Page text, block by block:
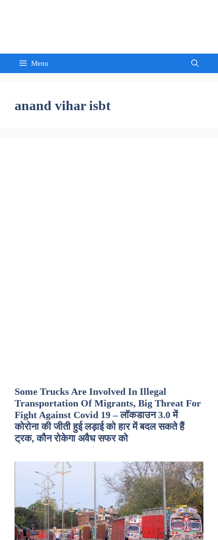
Menu
anand vihar isbt
Some Trucks Are Involved In Illegal
Transportation Of Migrants, Big Threat For
Fight Against Covid 19 – लॉकडाउन 3.0 में
कोरोना की जीती हुई लड़ाई को हार में बदल सकते हैं
ट्रक, कौन रोकेगा अवैध सफर को